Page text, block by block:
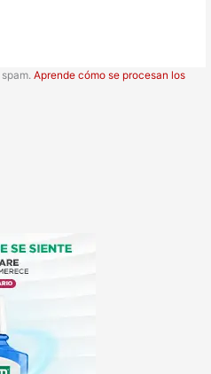
spam.Aprende cómo se procesan los